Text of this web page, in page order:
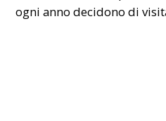
ogni anno decidono di